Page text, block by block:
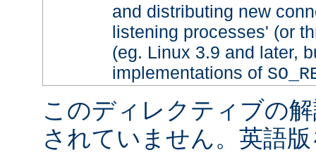
and distributing new
listening processes' (or
(eg. Linux 3.9 and later,
implementations of
このディレクティブの
されていません。英語